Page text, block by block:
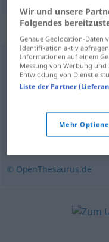
Schelm,Lümmel
Racker (ugs.),
Lausbub,
Rotznase (ugs.)
© OpenThesaurus.de
Wir und unsere
Folgendes
Genaue Geolocation-Daten
Identifikation aktiv
Informationen auf einem
Messung von Werbung
Entwicklung von
Liste der Partner
Mehr